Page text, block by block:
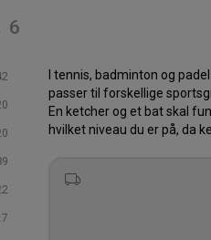
I tennis, badminton og
passer til forskellige
En ketcher og et bat skal
hvilket niveau du er på, da